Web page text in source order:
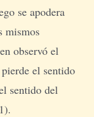
se apodera
mismos
observó el
el sentido
sentido del